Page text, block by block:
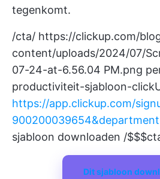
tegenkomt.
/cta/ https://clickup.com/
content/uploads/2024/07/
07-24-at-6.56.04 PM.png
productiviteit-sjabloon-
https://app.clickup.com/
sjabloon downloaden /
Dit sjabloon